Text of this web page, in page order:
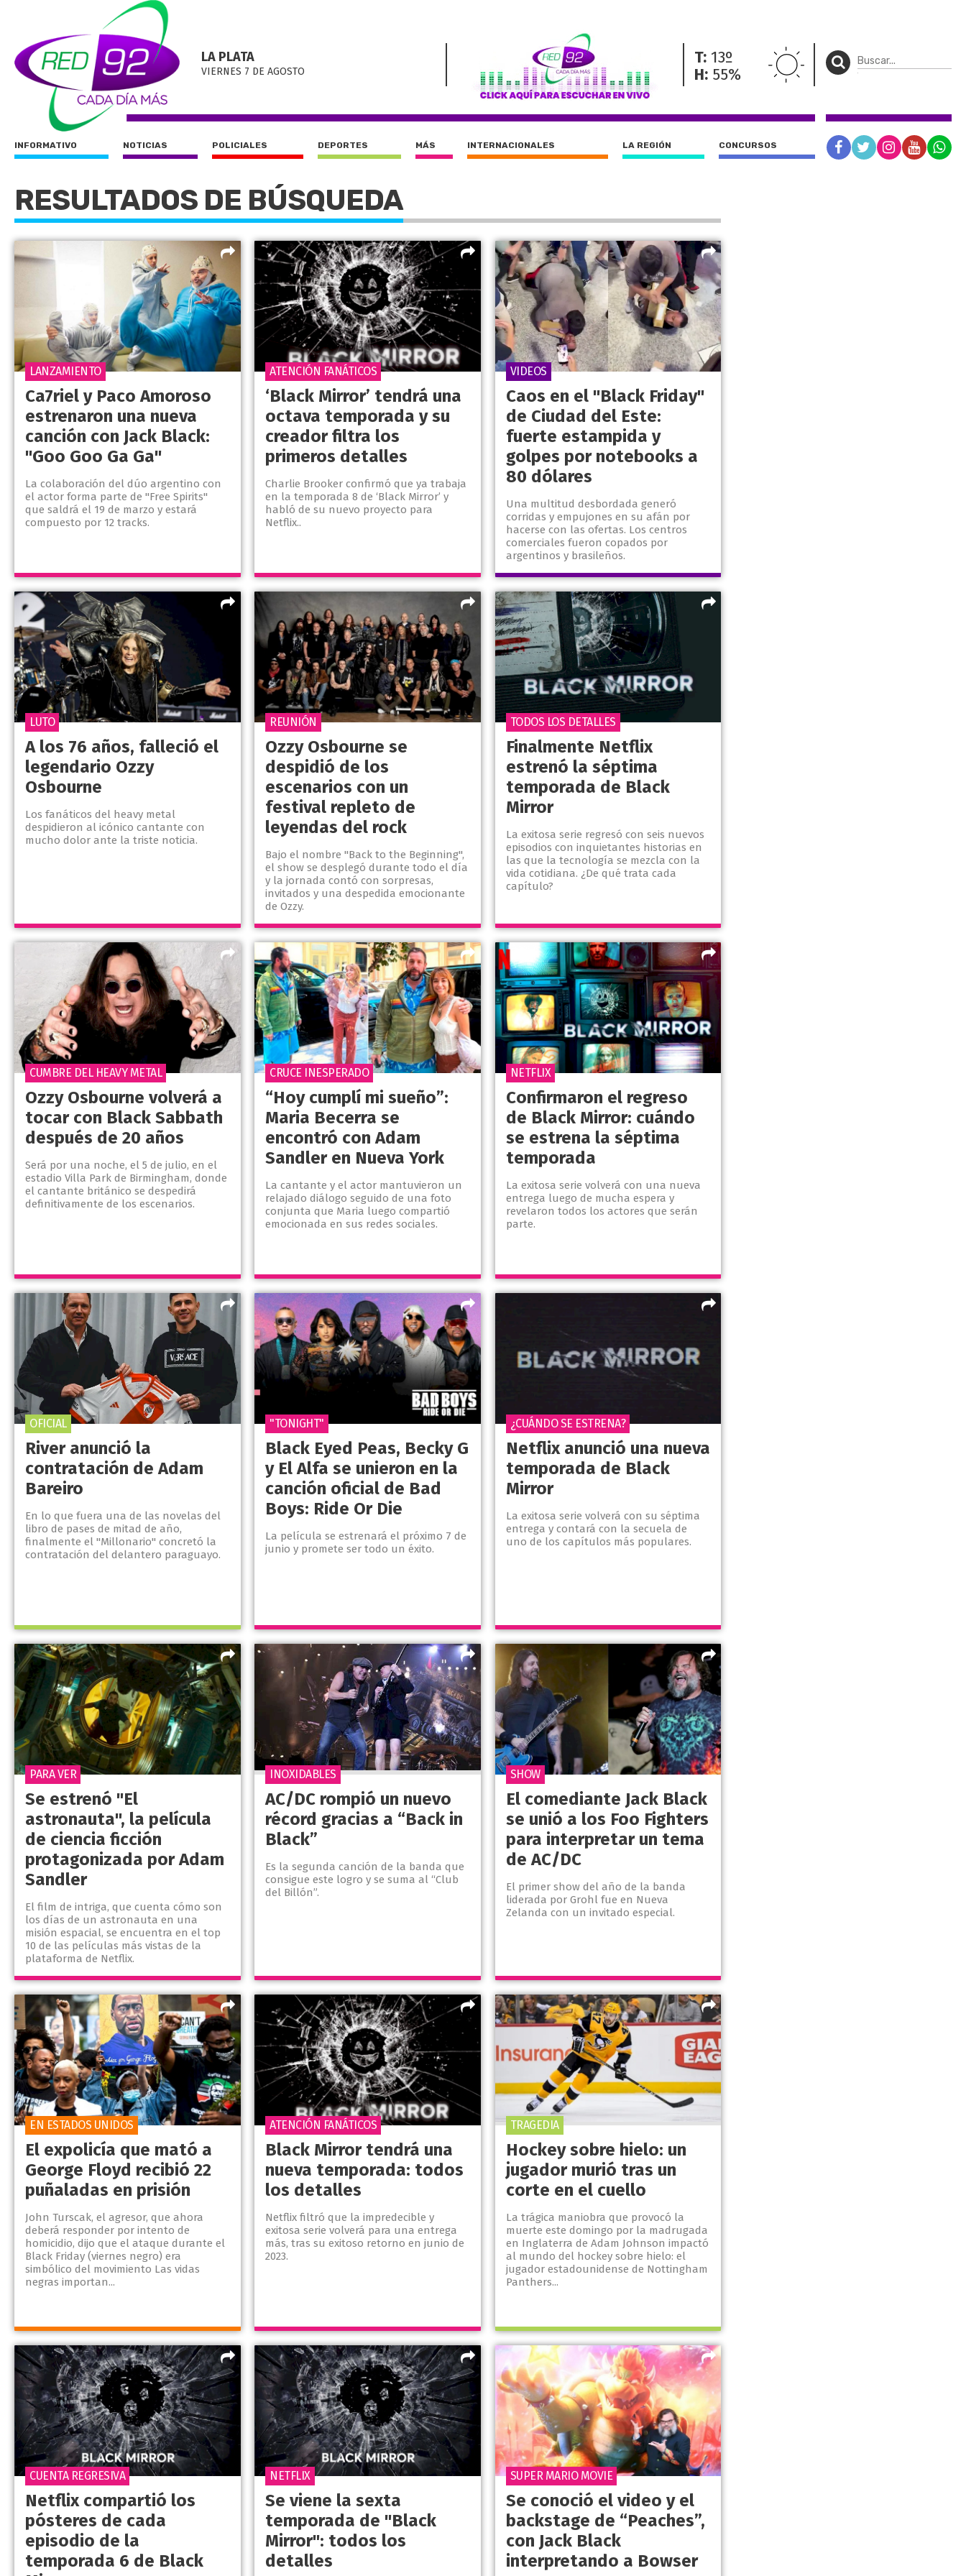
LA PLATA
VIERNES 7 DE AGOSTO
T: 13º
H: 55%
INFORMATIVO NOTICIAS POLICIALES DEPORTES MÁS INTERNACIONALES LA REGIÓN CONCURSOS
RESULTADOS DE BÚSQUEDA
Ca7riel y Paco Amoroso
estrenaron una nueva
canción con Jack Black:
"Goo Goo Ga Ga"
La colaboración del dúo argentino con
el actor forma parte de "Free Spirits"
que saldrá el 19 de marzo y estará
compuesto por 12 tracks.
LANZAMIENTO
‘Black Mirror’ tendrá una
octava temporada y su
creador filtra los
primeros detalles
Charlie Brooker confirmó que ya trabaja
en la temporada 8 de ‘Black Mirror’ y
habló de su nuevo proyecto para
Netflix..
ATENCIÓN FANÁTICOS
Caos en el "Black Friday"
de Ciudad del Este:
fuerte estampida y
golpes por notebooks a
80 dólares
Una multitud desbordada generó
corridas y empujones en su afán por
hacerse con las ofertas. Los centros
comerciales fueron copados por
argentinos y brasileños.
VIDEOS
A los 76 años, falleció el
legendario Ozzy
Osbourne
Los fanáticos del heavy metal
despidieron al icónico cantante con
mucho dolor ante la triste noticia.
LUTO
Ozzy Osbourne se
despidió de los
escenarios con un
festival repleto de
leyendas del rock
Bajo el nombre "Back to the Beginning",
el show se desplegó durante todo el día
y la jornada contó con sorpresas,
invitados y una despedida emocionante
de Ozzy.
REUNIÓN
Finalmente Netflix
estrenó la séptima
temporada de Black
Mirror
La exitosa serie regresó con seis nuevos
episodios con inquietantes historias en
las que la tecnología se mezcla con la
vida cotidiana. ¿De qué trata cada
capítulo?
TODOS LOS DETALLES
Ozzy Osbourne volverá a
tocar con Black Sabbath
después de 20 años
Será por una noche, el 5 de julio, en el
estadio Villa Park de Birmingham, donde
el cantante británico se despedirá
definitivamente de los escenarios.
CUMBRE DEL HEAVY METAL
“Hoy cumplí mi sueño”:
Maria Becerra se
encontró con Adam
Sandler en Nueva York
La cantante y el actor mantuvieron un
relajado diálogo seguido de una foto
conjunta que Maria luego compartió
emocionada en sus redes sociales.
CRUCE INESPERADO
Confirmaron el regreso
de Black Mirror: cuándo
se estrena la séptima
temporada
La exitosa serie volverá con una nueva
entrega luego de mucha espera y
revelaron todos los actores que serán
parte.
NETFLIX
River anunció la
contratación de Adam
Bareiro
En lo que fuera una de las novelas del
libro de pases de mitad de año,
finalmente el "Millonario" concretó la
contratación del delantero paraguayo.
OFICIAL
Black Eyed Peas, Becky G
y El Alfa se unieron en la
canción oficial de Bad
Boys: Ride Or Die
La película se estrenará el próximo 7 de
junio y promete ser todo un éxito.
"TONIGHT"
Netflix anunció una nueva
temporada de Black
Mirror
La exitosa serie volverá con su séptima
entrega y contará con la secuela de
uno de los capítulos más populares.
¿CUÁNDO SE ESTRENA?
Se estrenó "El
astronauta", la película
de ciencia ficción
protagonizada por Adam
Sandler
El film de intriga, que cuenta cómo son
los días de un astronauta en una
misión espacial, se encuentra en el top
10 de las películas más vistas de la
plataforma de Netflix.
PARA VER
AC/DC rompió un nuevo
récord gracias a “Back in
Black”
Es la segunda canción de la banda que
consigue este logro y se suma al “Club
del Billón”.
INOXIDABLES
El comediante Jack Black
se unió a los Foo Fighters
para interpretar un tema
de AC/DC
El primer show del año de la banda
liderada por Grohl fue en Nueva
Zelanda con un invitado especial.
SHOW
El expolicía que mató a
George Floyd recibió 22
puñaladas en prisión
John Turscak, el agresor, que ahora
deberá responder por intento de
homicidio, dijo que el ataque durante el
Black Friday (viernes negro) era
simbólico del movimiento Las vidas
negras importan...
EN ESTADOS UNIDOS
Black Mirror tendrá una
nueva temporada: todos
los detalles
Netflix filtró que la impredecible y
exitosa serie volverá para una entrega
más, tras su exitoso retorno en junio de
2023.
ATENCIÓN FANÁTICOS
Hockey sobre hielo: un
jugador murió tras un
corte en el cuello
La trágica maniobra que provocó la
muerte este domingo por la madrugada
en Inglaterra de Adam Johnson impactó
al mundo del hockey sobre hielo: el
jugador estadounidense de Nottingham
Panthers...
TRAGEDIA
Netflix compartió los
pósteres de cada
episodio de la
temporada 6 de Black
CUENTA REGRESIVA
Se viene la sexta
temporada de "Black
Mirror": todos los
detalles
NETFLIX
Se conoció el video y el
backstage de “Peaches”,
con Jack Black
interpretando a Bowser
SUPER MARIO MOVIE